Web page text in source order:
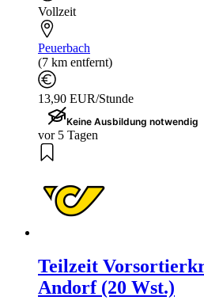
Vollzeit
Peuerbach
(7 km entfernt)
13,90 EUR/Stunde
Keine Ausbildung notwendig
vor 5 Tagen
Teilzeit
Andorf (20 Wst.)